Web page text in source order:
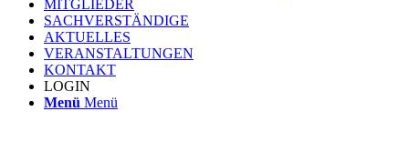
MITGLIEDER
SACHVERSTÄNDIGE
AKTUELLES
VERANSTALTUNGEN
KONTAKT
LOGIN
Menü Menü